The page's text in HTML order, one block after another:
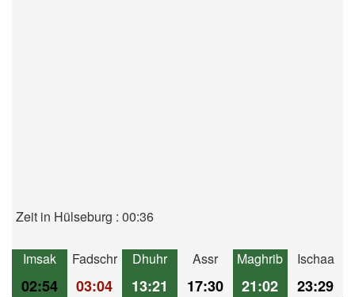
Zeit in Hülseburg : 00:36
Imsak
02:54
Fadschr
03:04
Dhuhr
13:21
Assr
17:30
Maghrib
21:02
Ischaa
23:29